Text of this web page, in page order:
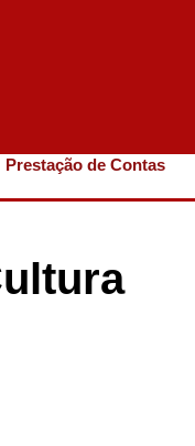
Prestação de Contas